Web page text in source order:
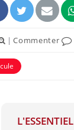
|Commenter
L'ESSENTIEL